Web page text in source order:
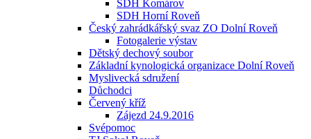
SDH Komárov
SDH Horní Roveň
Český zahrádkářský svaz ZO Dolní Roveň
Fotogalerie výstav
Dětský dechový soubor
Základní kynologická organizace Dolní Roveň
Myslivecká sdružení
Důchodci
Červený kříž
Zájezd 24.9.2016
Svépomoc